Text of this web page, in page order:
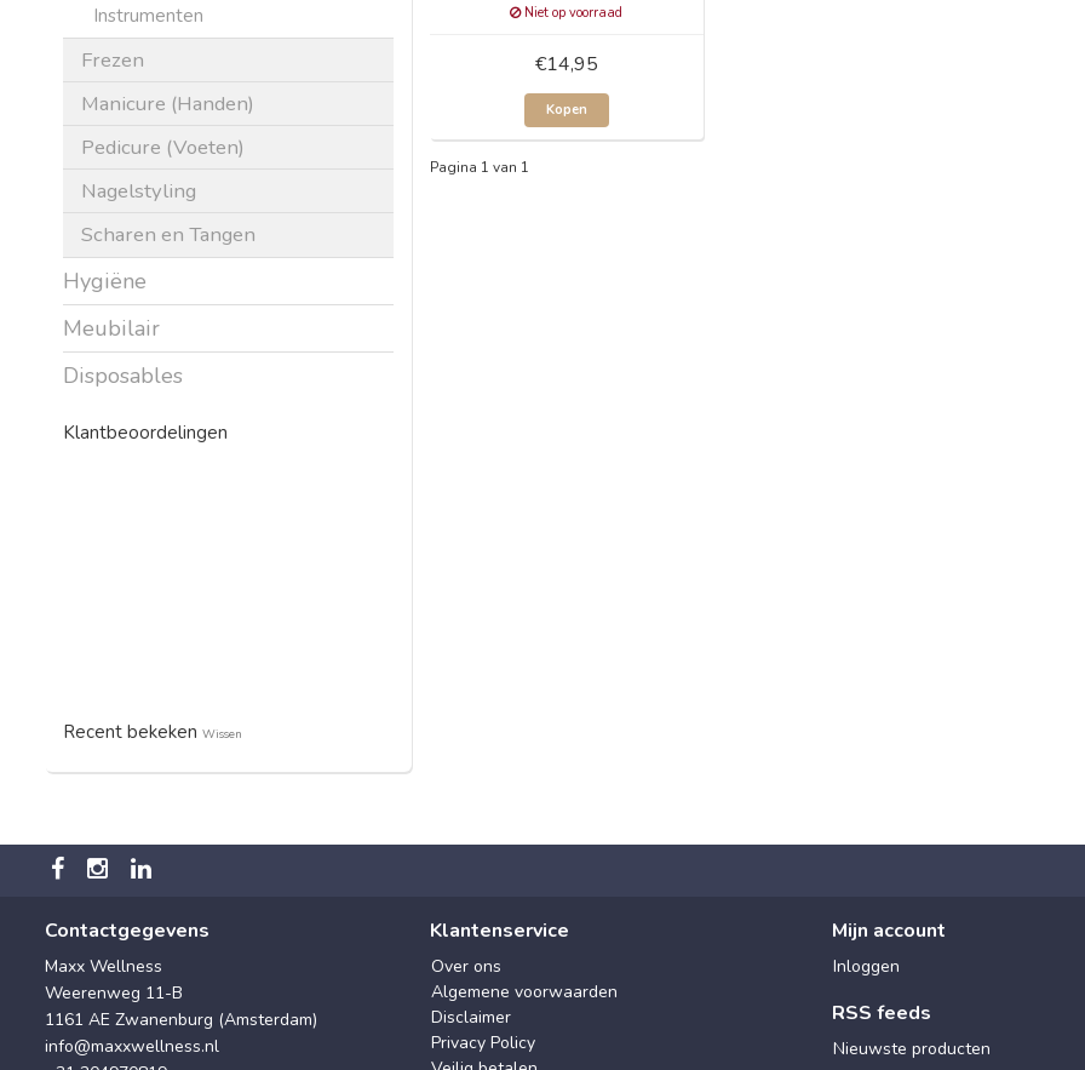
Instrumenten
Frezen
Manicure (Handen)
Pedicure (Voeten)
Nagelstyling
Scharen en Tangen
Hygiëne
Meubilair
Disposables
Klantbeoordelingen
Recent bekeken Wissen
Niet op voorraad
€14,95
Kopen
Pagina 1 van 1
Contactgegevens
Maxx Wellness
Weerenweg 11-B
1161 AE Zwanenburg (Amsterdam)
info@maxxwellness.nl
Klantenservice
Over ons
Algemene voorwaarden
Disclaimer
Privacy Policy
Mijn account
Inloggen
RSS feeds
Nieuwste producten